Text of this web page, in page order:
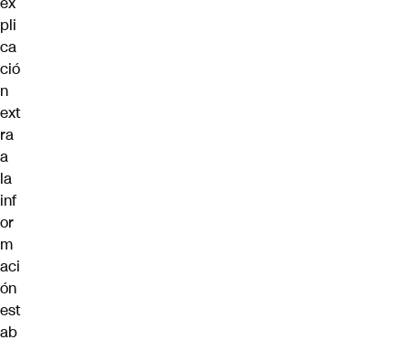
pli
ca
ció
n
ext
ra
a
la
inf
or
m
aci
ón
est
ab